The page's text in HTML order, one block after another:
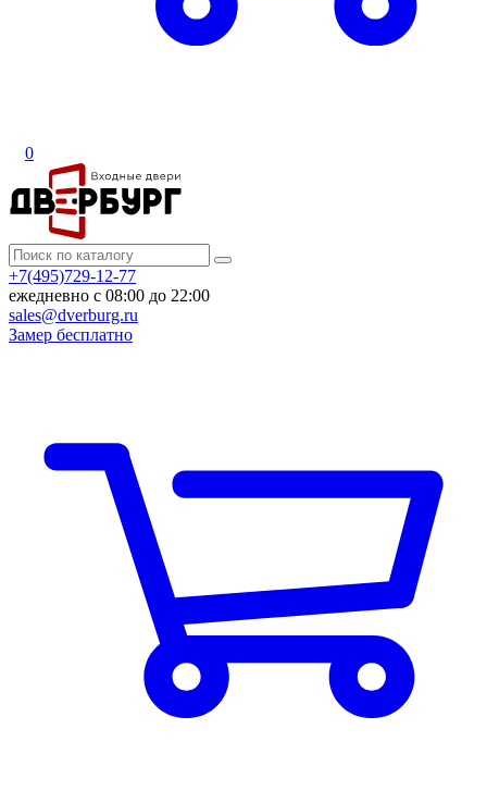
0
+7(495)729-12-77
ежедневно с 08:00 до 22:00
sales@dverburg.ru
Замер бесплатно